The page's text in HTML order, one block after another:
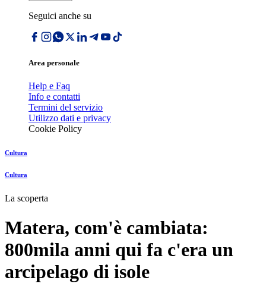
Seguici anche su
Area personale
Help e Faq
Info e contatti
Termini del servizio
Utilizzo dati e privacy
Cookie Policy
Cultura
Cultura
La scoperta
Matera, com'è cambiata:
800mila anni qui fa c'era un
arcipelago di isole